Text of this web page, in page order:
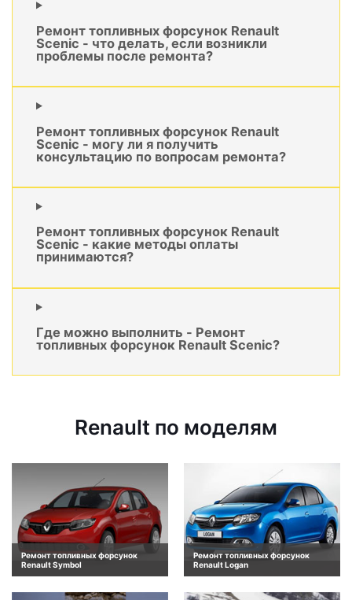
Ремонт топливных форсунок Renault
Scenic - что делать, если возникли
проблемы после ремонта?
Ремонт топливных форсунок Renault
Scenic - могу ли я получить
консультацию по вопросам ремонта?
Ремонт топливных форсунок Renault
Scenic - какие методы оплаты
принимаются?
Где можно выполнить - Ремонт
топливных форсунок Renault Scenic?
Renault по моделям
Ремонт топливных форсунок
Renault Symbol
Ремонт топливных форсунок
Renault Logan